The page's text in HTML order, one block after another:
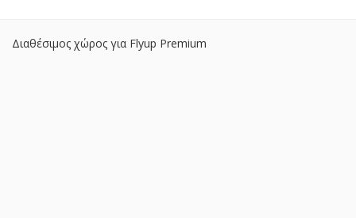
Διαθέσιμος χώρος για Flyup Premium